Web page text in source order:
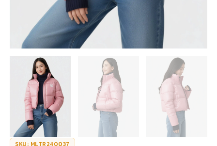
SKU: MLTR240037